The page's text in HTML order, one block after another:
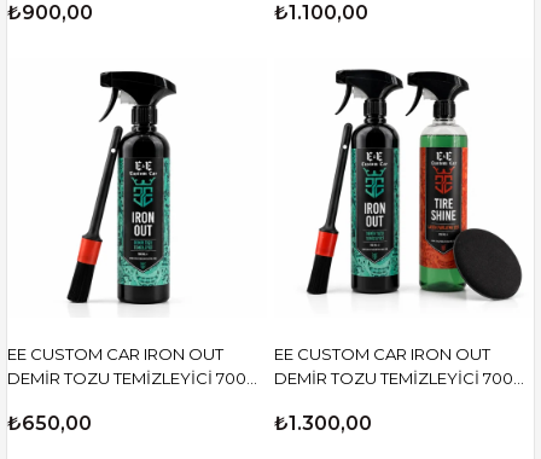
TEMİZLEYİCİ 250 ML)
₺900,00
SÜNGER, MİKROFİBER BEZ, PED)
₺1.100,00
EE CUSTOM CAR IRON OUT
DEMİR TOZU TEMİZLEYİCİ 700
₺650,00
EE CUSTOM CAR IRON OUT
DEMİR TOZU TEMİZLEYİCİ 700
700 ML +DETAY FIRÇASI +PED
₺1.300,00